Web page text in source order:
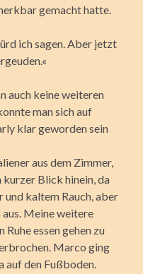
gemacht hatte.
ich sagen. Aber jetzt
auch keine weiteren
man sich auf
klar geworden sein
aus dem Zimmer,
kurzer Blick hinein, da
und kaltem Rauch, aber
aus. Meine weitere
essen gehen zu
Marco ging
auf den Fußboden.